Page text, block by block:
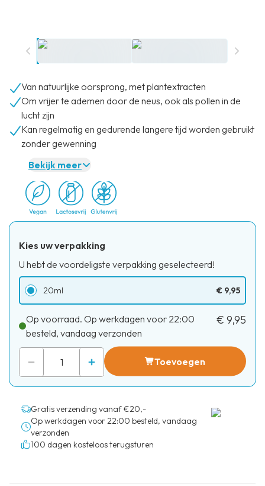
Van natuurlijke oorsprong, met plantextracten
Om vrijer te ademen door de neus, ook als pollen in de
lucht zijn
Kan regelmatig en gedurende langere tijd worden gebruikt
zonder gewenning
Bekijk meer
Kies uw verpakking
U hebt de voordeligste verpakking geselecteerd!
20ml € 9,95
Op voorraad. Op werkdagen voor 22:00
besteld, vandaag verzonden
€ 9,95
Toevoegen
Gratis verzending vanaf €20,-
Op werkdagen voor 22:00 besteld, vandaag
verzonden
100 dagen kosteloos terugsturen